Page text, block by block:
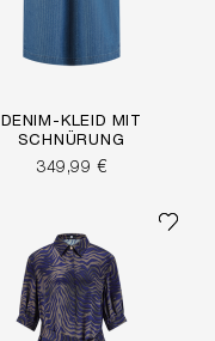
DENIM-KLEID MIT
SCHNÜRUNG
349,99 €